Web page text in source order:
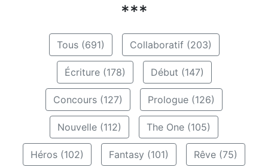
***
Tous (691) Collaboratif (203)
Écriture (178) Début (147)
Concours (127) Prologue (126)
Nouvelle (112) The One (105)
Héros (102) Fantasy (101) Rêve (75)